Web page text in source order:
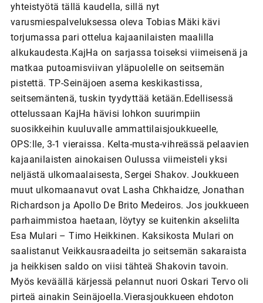
yhteistyötä tällä kaudella, sillä nyt
varusmiespalveluksessa oleva Tobias Mäki kävi
torjumassa pari ottelua kajaanilaisten maalilla
alkukaudesta.KajHa on sarjassa toiseksi viimeisenä ja
matkaa putoamisviivan yläpuolelle on seitsemän
pistettä. TP-Seinäjoen asema keskikastissa,
seitsemäntenä, tuskin tyydyttää ketään.Edellisessä
ottelussaan KajHa hävisi lohkon suurimpiin
suosikkeihin kuuluvalle ammattilaisjoukkueelle,
OPS:lle, 3-1 vieraissa. Kelta-musta-vihreässä pelaavien
kajaanilaisten ainokaisen Oulussa viimeisteli yksi
neljästä ulkomaalaisesta, Sergei Shakov. Joukkueen
muut ulkomaanavut ovat Lasha Chkhaidze, Jonathan
Richardson ja Apollo De Brito Medeiros. Jos joukkueen
parhaimmistoa haetaan, löytyy se kuitenkin akselilta
Esa Mulari – Timo Heikkinen. Kaksikosta Mulari on
saalistanut Veikkausraadeilta jo seitsemän sakaraista
ja heikkisen saldo on viisi tähteä Shakovin tavoin.
Myös keväällä kärjessä pelannut nuori Oskari Tervo oli
pirteä ainakin Seinäjoella.Vierasjoukkueen ehdoton